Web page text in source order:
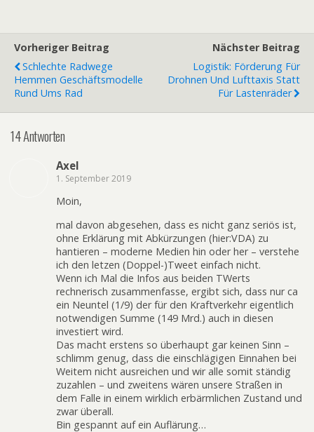
Vorheriger Beitrag
Schlechte Radwege
Hemmen Geschäftsmodelle
Rund Ums Rad
Nächster Beitrag
Logistik: Förderung Für
Drohnen Und Lufttaxis Statt
Für Lastenräder
14 Antworten
Axel
1. September 2019
Moin,
mal davon abgesehen, dass es nicht ganz seriös ist,
ohne Erklärung mit Abkürzungen (hier:VDA) zu
hantieren – moderne Medien hin oder her – verstehe
ich den letzen (Doppel-)Tweet einfach nicht.
Wenn ich Mal die Infos aus beiden TWerts
rechnerisch zusammenfasse, ergibt sich, dass nur ca
ein Neuntel (1/9) der für den Kraftverkehr eigentlich
notwendigen Summe (149 Mrd.) auch in diesen
investiert wird.
Das macht erstens so überhaupt gar keinen Sinn –
schlimm genug, dass die einschlägigen Einnahen bei
Weitem nicht ausreichen und wir alle somit ständig
zuzahlen – und zweitens wären unsere Straßen in
dem Falle in einem wirklich erbärmlichen Zustand und
zwar überall.
Bin gespannt auf ein Auflärung…